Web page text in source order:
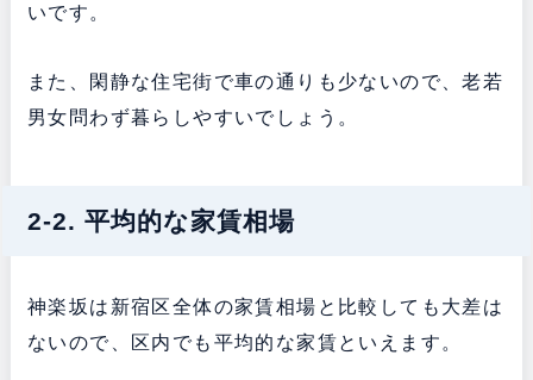
いです。
また、閑静な住宅街で車の通りも少ないので、老若
男女問わず暮らしやすいでしょう。
2-2. 平均的な家賃相場
神楽坂は新宿区全体の家賃相場と比較しても大差は
ないので、区内でも平均的な家賃といえます。